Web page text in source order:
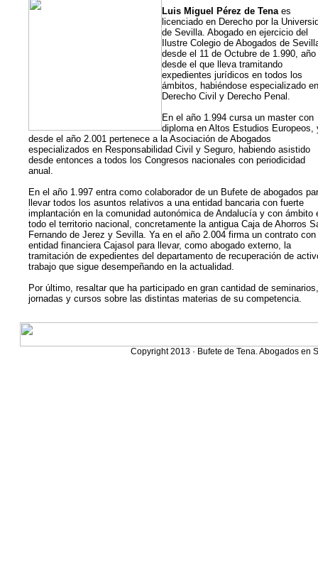
Luis Miguel Pérez de Tenaes
licenciado en Derecho por la
de Sevilla. Abogado en ejercicio del
Ilustre Colegio de Abogados de
desde el 11 de Octubre de 1.990, año
desde el que lleva tramitando
expedientes jurídicos en todos los
ámbitos, habiéndose especializado en
Derecho Civil y Derecho Penal.
En el año 1.994 cursa un master con
diploma en Altos Estudios Europeos,
desde el año 2.001 pertenece a la Asociación de Abogados
especializados en Responsabilidad Civil y Seguro, habiendo asistido
desde entonces a todos los Congresos nacionales con periodicidad
anual.
En el año 1.997 entra como colaborador de un Bufete de abogados
llevar todos los asuntos relativos a una entidad bancaria con fuerte
implantación en la comunidad autonómica de Andalucía y con ámbito
todo el territorio nacional, concretamente la antigua Caja de Ahorros
Fernando de Jerez y Sevilla. Ya en el año 2.004 firma un contrato con
entidad financiera Cajasol para llevar, como abogado externo, la
tramitación de expedientes del departamento de recuperación de
trabajo que sigue desempeñando en la actualidad.
Por último, resaltar que ha participado en gran cantidad de seminarios,
jornadas y cursos sobre las distintas materias de su competencia.
Copyright 2013 · Bufete de Tena. Abogados en